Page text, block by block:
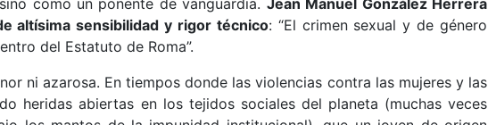
como un ponente de vanguardia. Jean Manuel González Herrera
altísima sensibilidad y rigor técnico: “El crimen sexual y de género
del Estatuto de Roma”.
ni azarosa. En tiempos donde las violencias contra las mujeres y las
heridas abiertas en los tejidos sociales del planeta (muchas veces